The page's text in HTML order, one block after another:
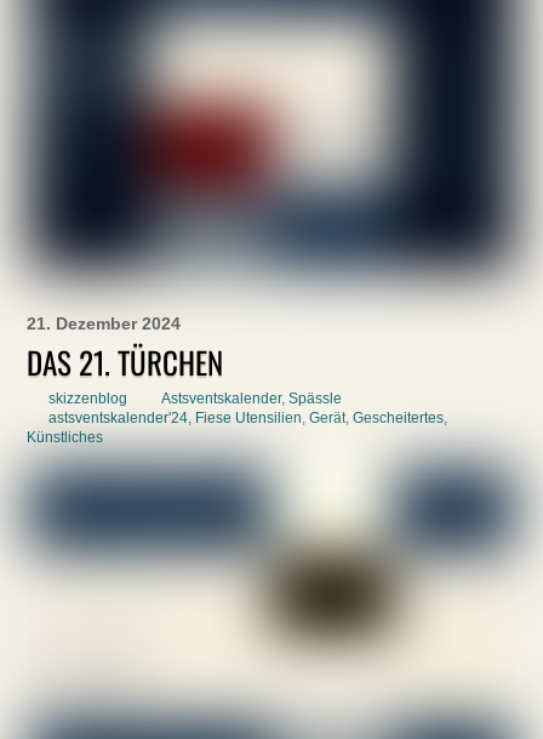
21. Dezember 2024
DAS 21. TÜRCHEN
skizzenblog Astsventskalender,Spässle
astsventskalender'24, Fiese Utensilien,Gerät,Gescheitertes,
Künstliches